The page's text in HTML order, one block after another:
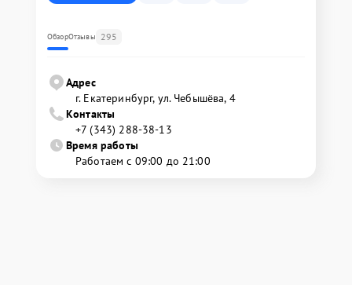
ОбзорОтзывы 295
Адрес
г. Екатеринбург, ул. Чебышёва, 4
Контакты
+7 (343) 288-38-13
Время работы
Работаем с 09:00 до 21:00